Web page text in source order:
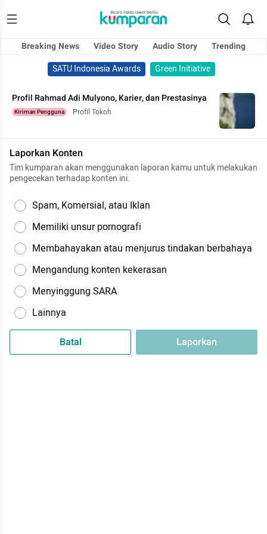
Breaking News Video Story Audio Story
Trending
SATU Indonesia Awards
Green Initiative
Profil Rahmad Adi Mulyono, Karier, dan Prestasinya
Kiriman Pengguna Profil Tokoh
Laporkan Konten
Tim kumparan akan menggunakan laporan kamu untuk melakukan
pengecekan terhadap konten ini.
Spam, Komersial, atau Iklan
Memiliki unsur pornografi
Membahayakan atau menjurus tindakan berbahaya
Mengandung konten kekerasan
Menyinggung SARA
Lainnya
Batal Laporkan